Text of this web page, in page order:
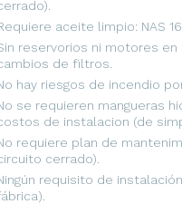
aceite limpio: NAS
reservorios ni motores
de filtros.
hay riesgos de incendio
se requieren mangueras
de instalacion (de
requiere plan de
cerrado).
requisito de